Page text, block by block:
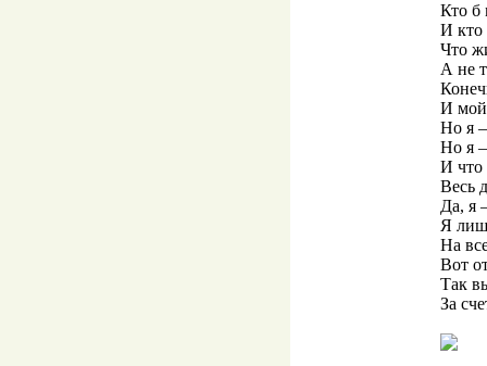
Кто б
И кто
Что
А не
И мой
Но я
Но я
И что
Весь
Да, я
Я
На
Вот
Так
За